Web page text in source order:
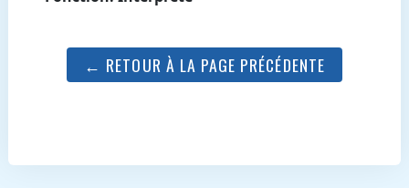
← RETOUR À LA PAGE PRÉCÉDENTE